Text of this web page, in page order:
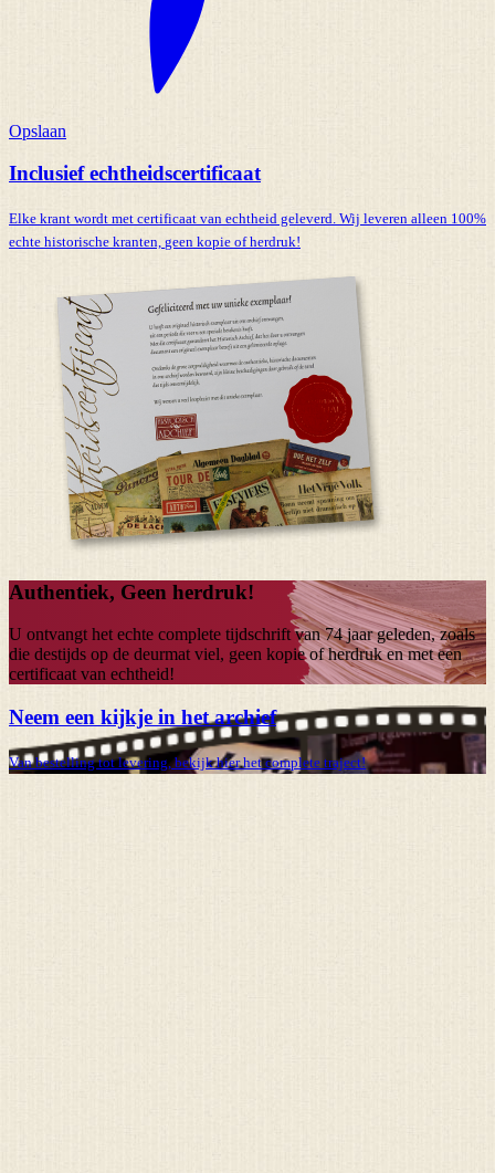
Opslaan
Inclusief echtheidscertificaat
Elke krant wordt met certificaat van echtheid geleverd. Wij leveren alleen 100%
echte historische kranten, geen kopie of herdruk!
Authentiek, Geen herdruk!
U ontvangt het echte complete tijdschrift van74 jaargeleden, zoals
die destijds op de deurmat viel, geen kopie of herdruk en met een
certificaat van echtheid!
Neem een kijkje in het archief
Van bestelling tot levering, bekijk hier het complete traject!